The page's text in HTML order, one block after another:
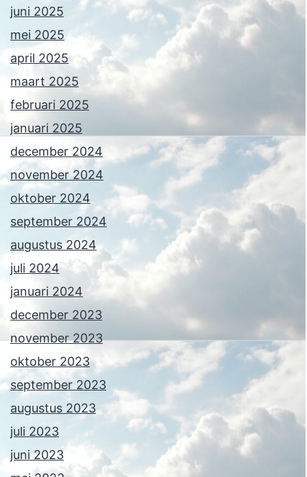
juni 2025
mei 2025
april 2025
maart 2025
februari 2025
januari 2025
december 2024
november 2024
oktober 2024
september 2024
augustus 2024
juli 2024
januari 2024
december 2023
november 2023
oktober 2023
september 2023
augustus 2023
juli 2023
juni 2023